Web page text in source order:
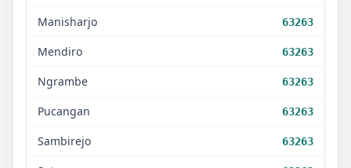
Manisharjo 63263
Mendiro 63263
Ngrambe 63263
Pucangan 63263
Sambirejo 63263